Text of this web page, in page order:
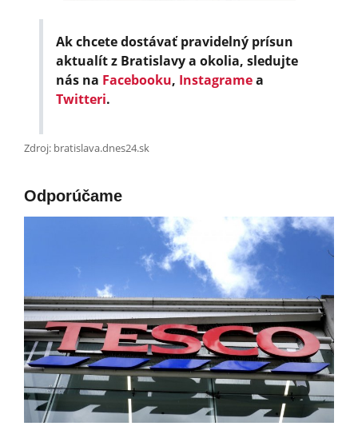
Ak chcete dostávať pravidelný prísun
aktualít z Bratislavy a okolia, sledujte
nás na Facebooku, Instagramea
Twitteri.
Zdroj: bratislava.dnes24.sk
Odporúčame